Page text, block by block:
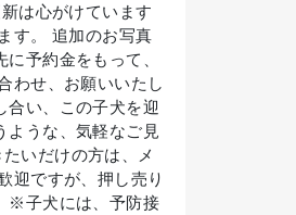
心がけています
す。 追加のお写真
予約金をもって、
わせ、お願いいたし
合い、この子犬を迎
ような、気軽なご見
いだけの方は、メ
迎ですが、押し売り
※子犬には、予防接